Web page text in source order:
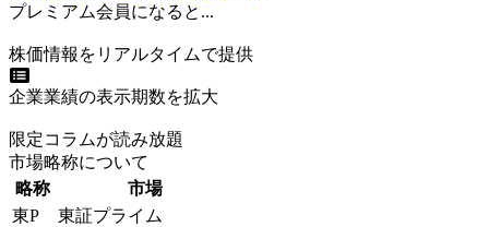
プレミアム会員になると...
株価情報をリアルタイムで提供
企業業績の表示期数を拡大
限定コラムが読み放題
市場略称について
略称
市場
東P
東証プライム